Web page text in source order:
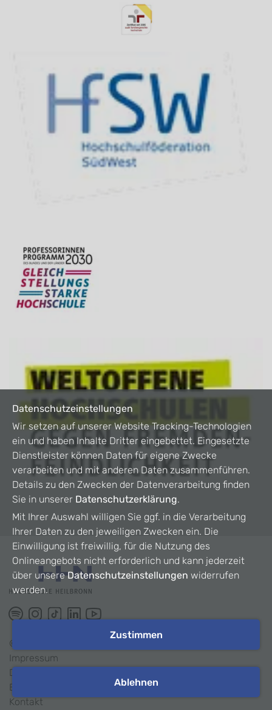
©
Impressum
Datenschutz
Barrierefreiheit
Kontakt
Datenschutzeinstellungen
Wir setzen auf unserer Website Tracking-Technologien
ein und haben Inhalte Dritter eingebettet. Eingesetzte
Dienstleister können Daten für eigene Zwecke
verarbeiten und mit anderen Daten zusammenführen.
Details zu den Zwecken der Datenverarbeitung finden
Sie in unserer Datenschutzerklärung.
Mit Ihrer Auswahl willigen Sie ggf. in die Verarbeitung
Ihrer Daten zu den jeweiligen Zwecken ein. Die
Einwilligung ist freiwillig, für die Nutzung des
Onlineangebots nicht erforderlich und kann jederzeit
über unsereDatenschutzeinstellungen widerrufen
werden.
Zustimmen
Ablehnen